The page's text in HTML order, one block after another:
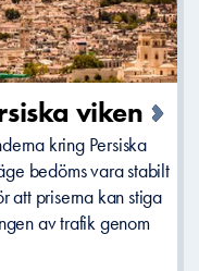
viken
kring Persiska
bedöms vara stabilt
att priserna kan stiga
av trafik genom